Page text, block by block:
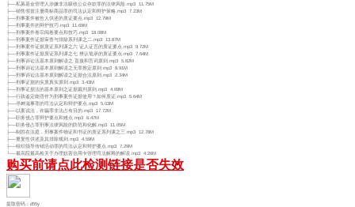
├──私募基金管理人涉嫌非法吸收公众存款罪的法律风险.mp3 11.75M
├──销售假冒注册商标商品罪的司法认定和辩护策略.mp3 7.23M
├──刑事案件被告人供述的质证要点.mp3 12.79M
├──刑事案件的辩护技巧.mp3 11.69M
├──刑事案件卷宗阅卷要点和技巧.mp3 18.08M
├──刑事案件证据审查与排除系列课之二.mp3 13.87M
├──刑事案件证据质证系列课之六 证人证言的质证要点.mp3 9.72M
├──刑事案件证据质证系列课之七 辨认笔录的质证要点.mp3 7.64M
├──刑事诉讼法基本原则解读之 直接和言词原则.mp3 5.82M
├──刑事诉讼法基本原则解读之无罪推定原则.mp3 8.91M
├──刑事诉讼法基本原则解读之证据合法原则.mp3 2.34M
├──刑事证据的实质真实原则.mp3 3.43M
├──刑事证据法的基本原则之证据裁判原则.mp3 4.69M
├──行政鉴定能否作为刑事案件证据使用？如何质证.mp3 5.64M
├──寻衅滋事罪的司法认定和辩护要点.mp3 5.03M
├──以案说法，诈骗罪非法占有目的.mp3 17.72M
├──职务侵占罪辩护要点和难点.mp3 6.47M
├──职务侵占罪刑事法律风险的防范和化解.mp3 11.05M
├──制胜在法庭，刑事案件物证和书证的质证系列课之三.mp3 12.78M
├──重复性供述及其排除规则.mp3 4.59M
├──组织领导传销活动罪的司法认定和辩护要点.mp3 7.29M
└──最高院最高检关于办理妨害信用卡管理司法解释的解读.mp3 4.26M
购买前请点此检测链接是否失效
提取密码：d55y